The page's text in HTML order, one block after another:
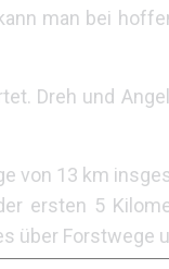
man bei
Dreh und
von 13 km
ersten 5
über Forstwege